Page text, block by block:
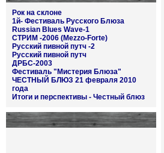
Рок на склоне
1й- Фестиваль Русского Блюза
Russian Blues Wave-1
СТРИМ -2006 (Mezzo-Forte)
Русский пивной путч -2
Русский пивной путч
ДРБС-2003
Фестиваль "Мистерия Блюза"
ЧЕСТНЫЙ БЛЮЗ 21 февраля 2010
года
Итоги и перспективы - Честный блюз